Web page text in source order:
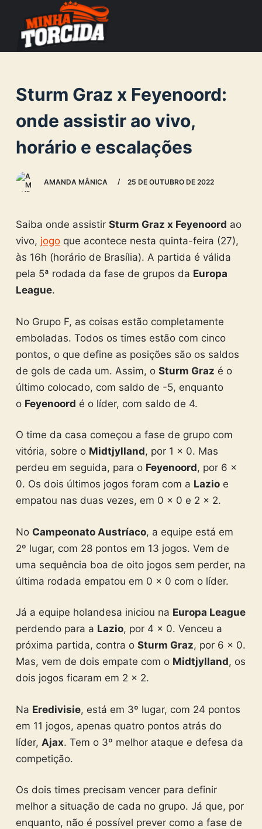
o
o
e
Sturm Graz x Feyenoord:
onde assistir ao vivo,
horário e escalações
AMANDA MÂNICA 25 DE OUTUBRO DE 2022
Saiba onde assistir Sturm Graz x Feyenoord ao
vivo, jogoque acontece nesta quinta-feira (27),
às 16h (horário de Brasília). A partida é válida
pela 5ª rodada da fase de grupos da Europa
League.
No Grupo F, as coisas estão completamente
emboladas. Todos os times estão com cinco
pontos, o que define as posições são os saldos
de gols de cada um. Assim, o Sturm Graz é o
último colocado, com saldo de -5, enquanto
o Feyenoord é o líder, com saldo de 4.
O time da casa começou a fase de grupo com
vitória, sobre o Midtjylland, por 1 x 0. Mas
perdeu em seguida, para o Feyenoord, por 6 x
0. Os dois últimos jogos foram com a Lazioe
empatou nas duas vezes, em 0 x 0 e 2 x 2.
No Campeonato Austríaco, a equipe está em
2º lugar, com 28 pontos em 13 jogos. Vem de
uma sequência boa de oito jogos sem perder, na
última rodada empatou em 0 x 0 com o líder.
Já a equipe holandesa iniciou na Europa League
perdendo para a Lazio, por 4 x 0. Venceu a
próxima partida, contra o Sturm Graz, por 6 x 0.
Mas, vem de dois empate com o Midtjylland, os
dois jogos ficaram em 2 x 2.
Na Eredivisie, está em 3º lugar, com 24 pontos
em 11 jogos, apenas quatro pontos atrás do
líder, Ajax. Tem o 3º melhor ataque e defesa da
competição.
Os dois times precisam vencer para definir
melhor a situação de cada no grupo. Já que, por
enquanto, não é possível prever como a fase de